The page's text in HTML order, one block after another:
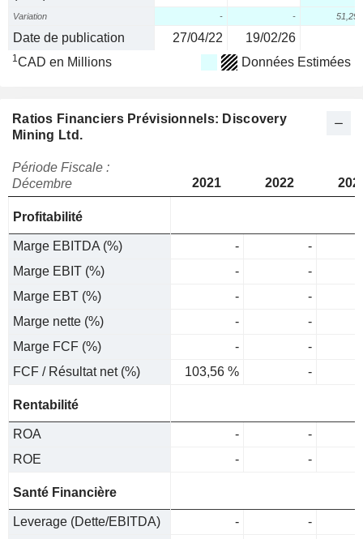
Variation - - 51,29
Date de publication 27/04/22 19/02/26
1CAD en Millions Données Estimées
Ratios Financiers Prévisionnels: Discovery
Mining Ltd.
Période Fiscale :
Décembre
2021 2022
Profitabilité
Marge EBITDA (%) -
-
Marge EBIT (%)
-
-
Marge EBT (%)
-
-
Marge nette (%)
-
-
Marge FCF (%)
-
-
FCF / Résultat net (%)
103,56 % -
Rentabilité
ROA -
-
ROE
- -
Santé Financière
Leverage (Dette/EBITDA) -
-